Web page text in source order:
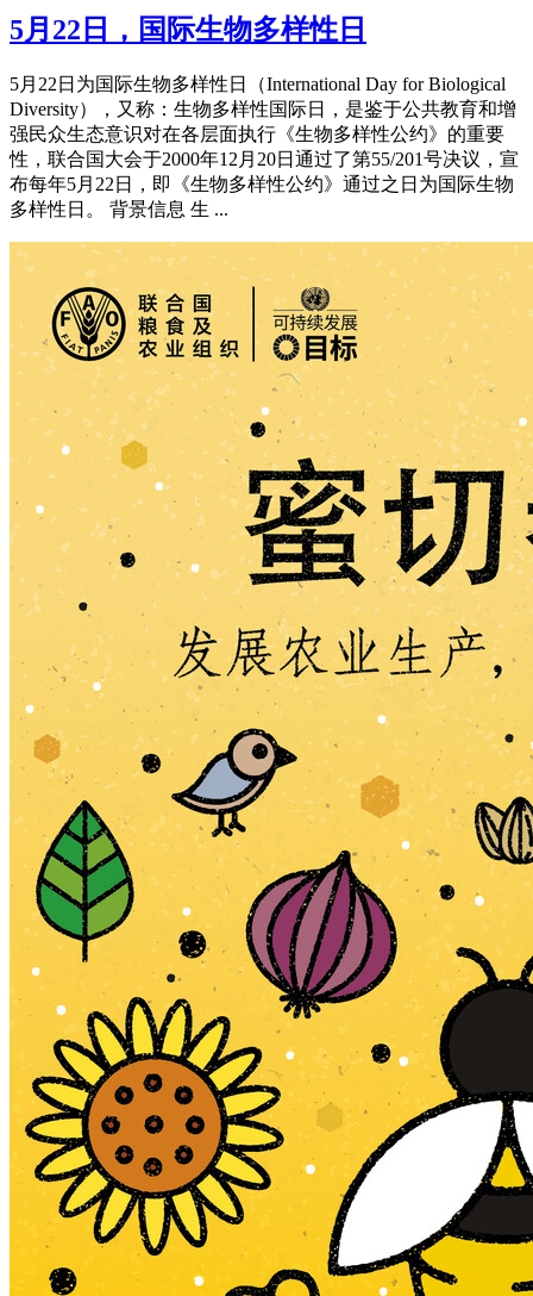
5月22日，国际生物多样性日
5月22日为国际生物多样性日（International Day for Biological
Diversity），又称：生物多样性国际日，是鉴于公共教育和增
强民众生态意识对在各层面执行《生物多样性公约》的重要
性，联合国大会于2000年12月20日通过了第55/201号决议，宣
布每年5月22日，即《生物多样性公约》通过之日为国际生物
多样性日。 背景信息 生 ...